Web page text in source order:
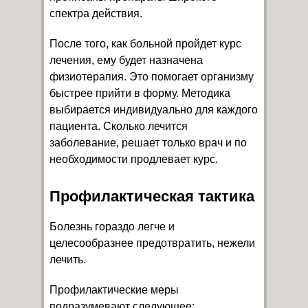
спектра действия.
После того, как больной пройдет курс
лечения, ему будет назначена
физиотерапия. Это помогает организму
быстрее прийти в форму. Методика
выбирается индивидуально для каждого
пациента. Сколько лечится
заболевание, решает только врач и по
необходимости продлевает курс.
Профилактическая тактика
Болезнь гораздо легче и
целесообразнее предотвратить, нежели
лечить.
Профилактические меры